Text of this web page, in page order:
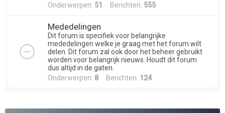
Onderwerpen: 51 Berichten: 555
Mededelingen
Dit forum is specifiek voor belangrijke
mededelingen welke je graag met het forum wilt
delen. Dit forum zal ook door het beheer gebruikt
worden voor belangrijk nieuws. Houdt dit forum
dus altijd in de gaten.
Onderwerpen: 8 Berichten: 124